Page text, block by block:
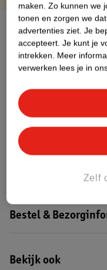
Over dit product
Productinformatie
Etiketinformatie
Nature Impact
Bestel &
Bekijk ook
maken. Zo kunnen we
tonen en zorgen we
advertenties ziet. Je
accepteert. Je kunt je
intrekken. Meer
verwerken lees je in
Zelf